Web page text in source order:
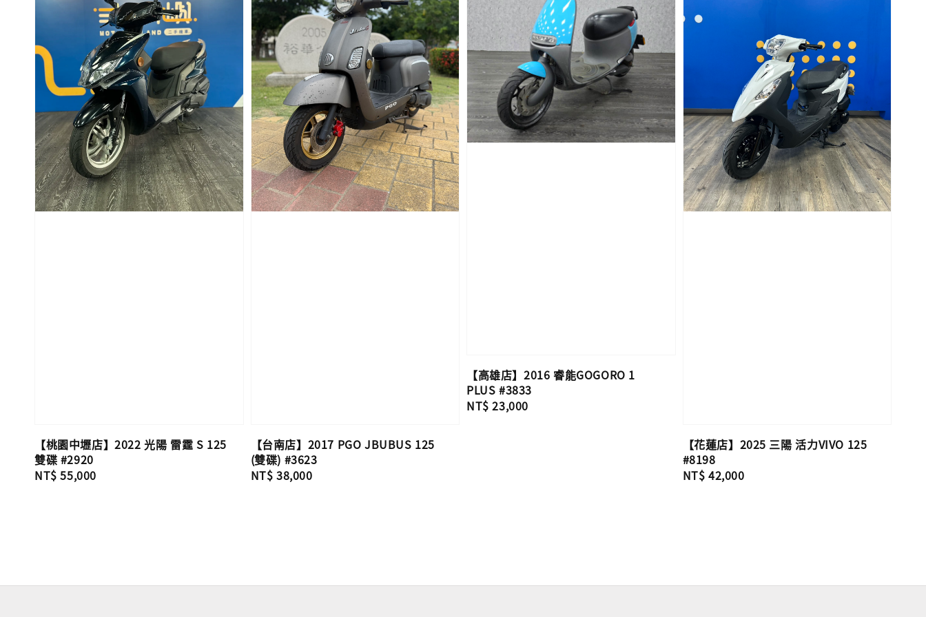
【桃園中壢店】2022 光陽 雷霆 S 125
雙碟 #2920
Regular
NT$ 55,000
【台南店】2017 PGO JBUBUS 125
(雙碟) #3623
Regular
NT$ 38,000
【高雄店】2016 睿能GOGORO 1
PLUS #3833
Regular
NT$ 23,000
【花蓮店】2025 三陽 活力VIVO 125
#8198
Regular
NT$ 42,000